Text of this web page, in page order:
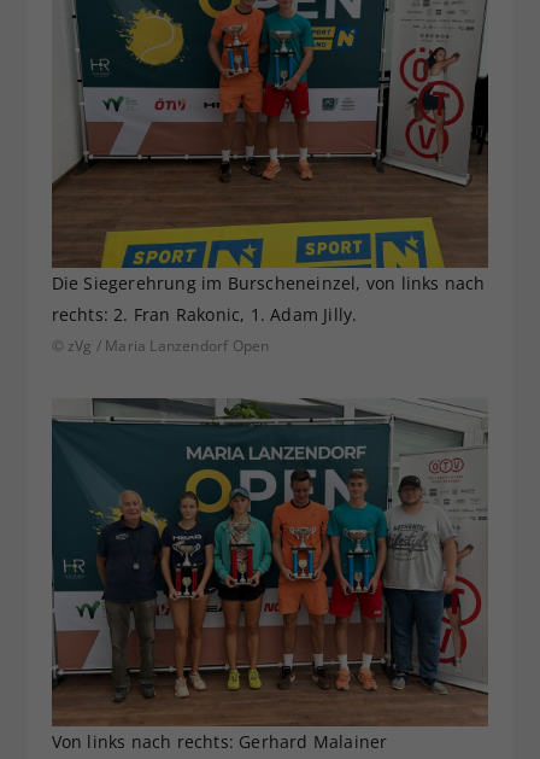
Die Siegerehrung im Burscheneinzel, von links nach
rechts: 2. Fran Rakonic, 1. Adam Jilly.
© zVg / Maria Lanzendorf Open
Von links nach rechts: Gerhard Malainer